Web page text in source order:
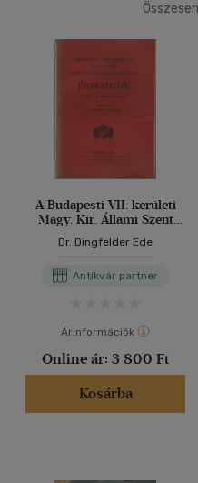
4500 Ft felett
Korosztály szerint
Gyermek
mind(493)
Ifjúsági(83)
6 -10 év(20)
Gyermek és ifjúsági
Felnőtt (636)
Nyelv szerint
Összesen
A Budapesti VII. kerületi
Magy. Kir. Állami Szent
értesítője az 1927-28.
Dr. Dingfelder Ede
Antikvár partner
Árinformációk
Online ár: 3 800 Ft
Kosárba